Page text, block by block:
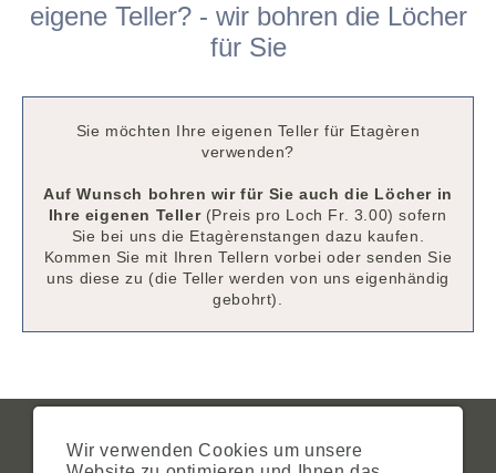
eigene Teller? - wir bohren die Löcher
für Sie
Sie möchten Ihre eigenen Teller für Etagèren
verwenden?
Auf Wunsch bohren wir für Sie auch die Löcher in
Ihre eigenen Teller(Preis pro Loch Fr. 3.00) sofern
Sie bei uns die Etagèrenstangen dazu kaufen.
Kommen Sie mit Ihren Tellern vorbei oder senden Sie
uns diese zu (die Teller werden von uns eigenhändig
gebohrt).
WIDERRUFSRECHTSITEMAPHILFECOOKIES
Wir verwenden Cookies um unsere